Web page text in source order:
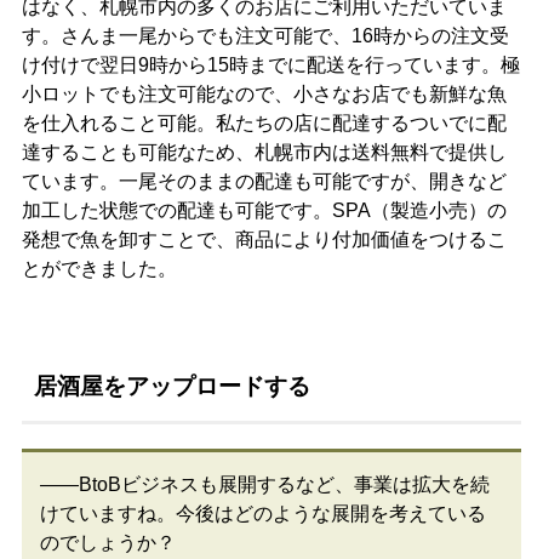
はなく、札幌市内の多くのお店にご利用いただいていま
す。さんま一尾からでも注文可能で、16時からの注文受
け付けで翌日9時から15時までに配送を行っています。極
小ロットでも注文可能なので、小さなお店でも新鮮な魚
を仕入れること可能。私たちの店に配達するついでに配
達することも可能なため、札幌市内は送料無料で提供し
ています。一尾そのままの配達も可能ですが、開きなど
加工した状態での配達も可能です。SPA（製造小売）の
発想で魚を卸すことで、商品により付加価値をつけるこ
とができました。
居酒屋をアップロードする
――BtoBビジネスも展開するなど、事業は拡大を続
けていますね。今後はどのような展開を考えている
のでしょうか？